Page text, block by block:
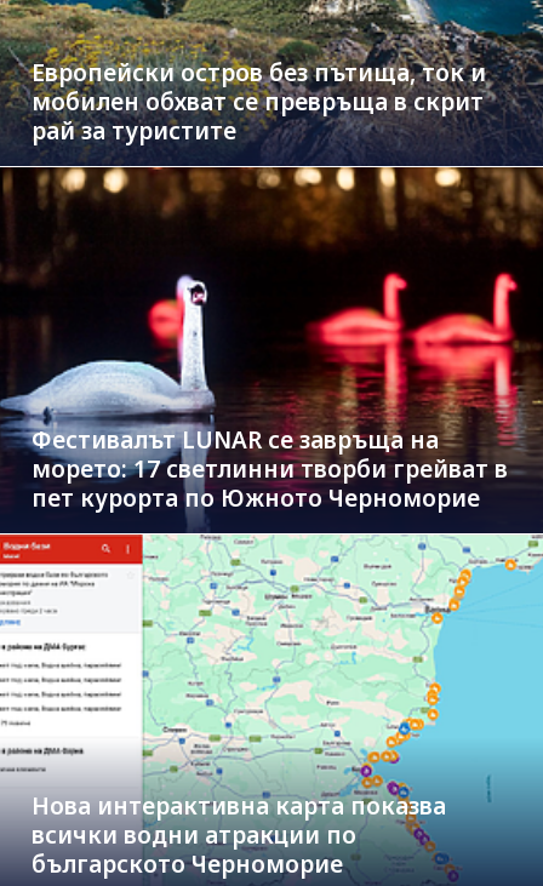
Европейски остров без пътища, ток и
мобилен обхват се превръща в скрит
рай за туристите
Фестивалът LUNAR се завръща на
морето: 17 светлинни творби грейват в
пет курорта по Южното Черноморие
Нова интерактивна карта показва
всички водни атракции по
българското Черноморие